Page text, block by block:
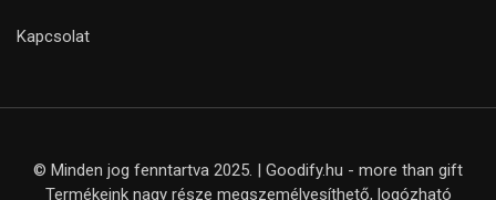
Kapcsolat
© Minden jog fenntartva 2025. | Goodify.hu - more than gift
Termékeink nagy része megszemélyesíthető, logózható